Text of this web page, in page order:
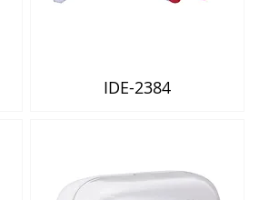
Vista rápida
IDE-2384